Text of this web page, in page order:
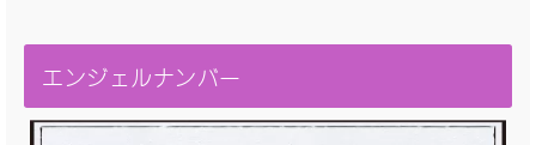
エンジェルナンバー